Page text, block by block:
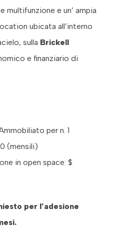
e un’ ampia
ubicata all’interno
sulla Brickell
e finanziario di
per n. 1
(mensili)
in open space: $
per l’adesione